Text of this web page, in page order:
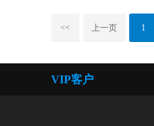
<< 上一页 1
VIP客户
易（上海）有限公司